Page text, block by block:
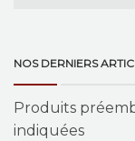
NOS DERNIERS
Produits
indiquées